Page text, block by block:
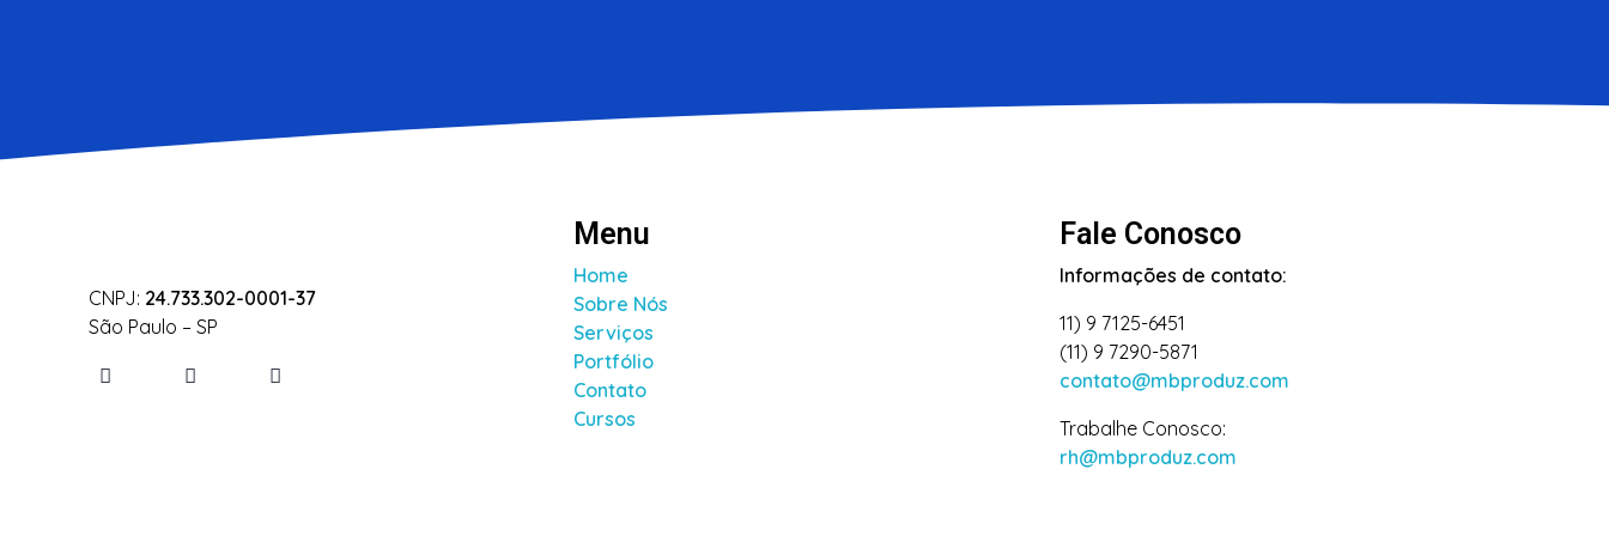
CNPJ: 24.733.302-0001-37
São Paulo – SP
Menu
Home
Sobre Nós
Serviços
Portfólio
Contato
Cursos
Fale Conosco
Informações de contato:
11) 9 7125-6451
(11) 9 7290-5871
contato@mbproduz.com
Trabalhe Conosco:
rh@mbproduz.com